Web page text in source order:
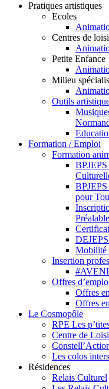
Pratiques artistiques
Ecoles
Centres de
Petite Enfance
Milieu
Outils
Formation / Emploi
Formation
pour
Mobilité
Insertion
Offres
Offres
Offres
Le Cosmopôle
RPE Les
Centre de
Les colos
Résidences
Relais Culturel